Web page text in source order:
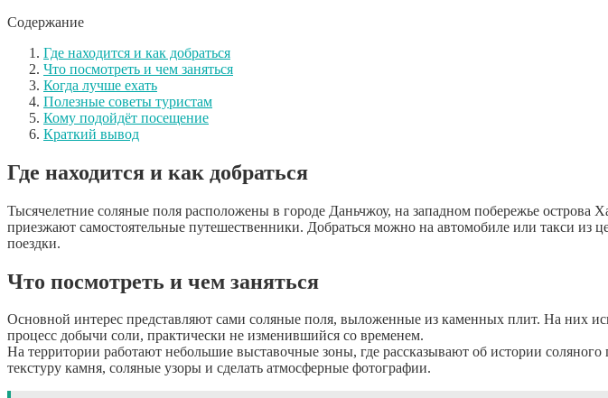
Содержание
Где находится и как добраться
Что посмотреть и чем заняться
Когда лучше ехать
Полезные советы туристам
Кому подойдёт посещение
Краткий вывод
Где находится и как добраться
Тысячелетние соляные поля расположены в городе Даньчжоу, на западном побережье
приезжают самостоятельные путешественники. Добраться можно на автомобиле или такси из
поездки.
Что посмотреть и чем заняться
Основной интерес представляют сами соляные поля, выложенные из каменных плит. На них
процесс добычи соли, практически не изменившийся со временем.
На территории работают небольшие выставочные зоны, где рассказывают об истории
текстуру камня, соляные узоры и сделать атмосферные фотографии.